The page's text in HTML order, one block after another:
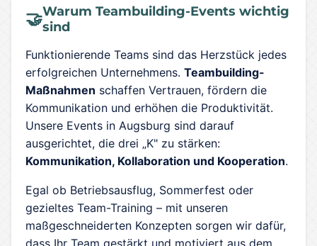
🤝Warum Teambuilding-Events wichtig
sind
Funktionierende Teams sind das Herzstück jedes
erfolgreichen Unternehmens. Teambuilding-
Maßnahmen schaffen Vertrauen, fördern die
Kommunikation und erhöhen die Produktivität.
Unsere Events in Augsburg sind darauf
ausgerichtet, die drei „K" zu stärken:
Kommunikation, Kollaboration und Kooperation.
Egal ob Betriebsausflug, Sommerfest oder
gezieltes Team-Training – mit unseren
maßgeschneiderten Konzepten sorgen wir dafür,
dass Ihr Team gestärkt und motiviert aus dem